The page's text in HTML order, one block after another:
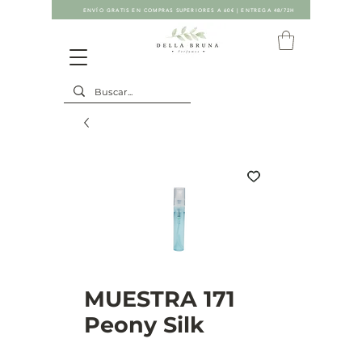
ENVÍO GRATIS EN COMPRAS SUPERIORES A 60€ | ENTREGA 48/72H
MUESTRA 171
Peony Silk